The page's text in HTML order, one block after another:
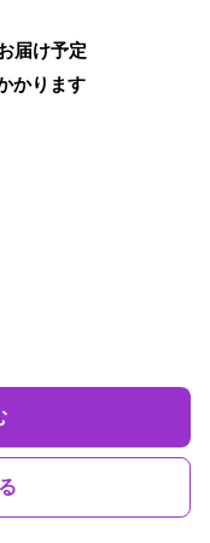
届け予定
かります